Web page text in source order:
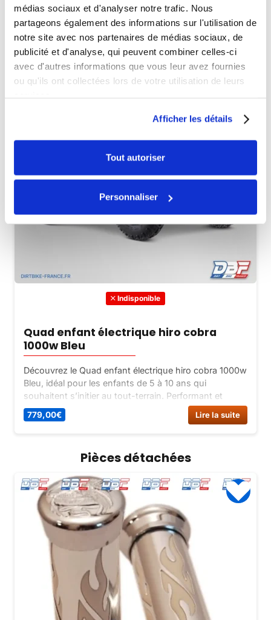
médias sociaux et d'analyser notre trafic. Nous
partageons également des informations sur l'utilisation de
notre site avec nos partenaires de médias sociaux, de
publicité et d'analyse, qui peuvent combiner celles-ci
avec d'autres informations que vous leur avez fournies
ou qu'ils ont collectées lors de votre utilisation de leurs
Afficher les détails
Tout autoriser
Personnaliser
Véhicules complets
Indisponible
Quad enfant électrique hiro cobra
1000w Bleu
Découvrez le Quad enfant électrique hiro cobra 1000w
Bleu, idéal pour les enfants de 5 à 10 ans qui
souhaitent s’initier au tout-terrain. Performant et
sécurisé, ce quad électrique saura séduire petits et
grands.
779,00€ Lire la suite
Pièces détachées